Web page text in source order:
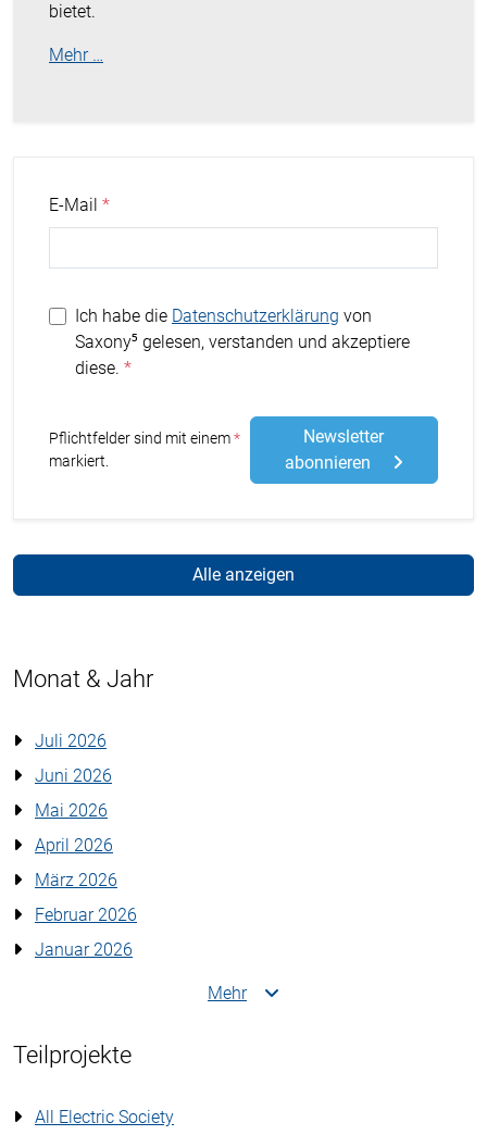
bietet.
Mehr …
E-Mail
Ich habe die Datenschutzerklärung von
Saxony⁵ gelesen, verstanden und akzeptiere
diese.
Pflichtfelder sind mit einem Stern
markiert.
Newsletter
abonnieren
Alle anzeigen
Monat & Jahr
Juli 2026
Juni 2026
Mai 2026
April 2026
März 2026
Februar 2026
Januar 2026
Mehr
Teilprojekte
All Electric Society